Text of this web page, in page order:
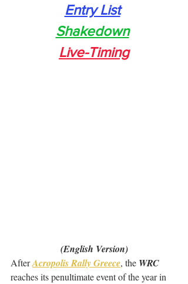
Entry List
Shakedown
Live-Timing
(English Version)
After Acropolis Rally Greece, the WRC
reaches its penultimate event of the year in